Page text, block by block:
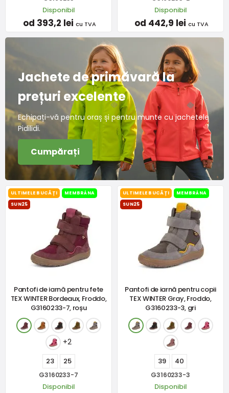
Disponibil
od 393,2 lei cu TVA
Disponibil
od 442,9 lei cu TVA
Jachete de primăvară la
prețuri excelente
Echipați-vă pentru oraș și pentru munte cu jachetele
Pidilidi.
Cumpărați
ULTIMELE BUCĂȚI
MEMBRÁNA
SUN25
Pantofi de iarnă pentru fete
TEX WINTER Bordeaux, Froddo,
G3160233-7, roșu
+2
23 25
G3160233-7
Disponibil
ULTIMELE BUCĂȚI
MEMBRÁNA
SUN25
Pantofi de iarnă pentru copii
TEX WINTER Gray, Froddo,
G3160233-3, gri
39 40
G3160233-3
Disponibil